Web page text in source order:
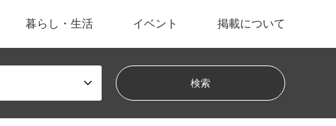
暮らし・生活 イベント 掲載について